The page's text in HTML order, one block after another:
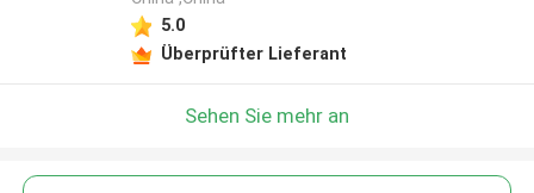
5.0
Überprüfter Lieferant
Sehen Sie mehr an